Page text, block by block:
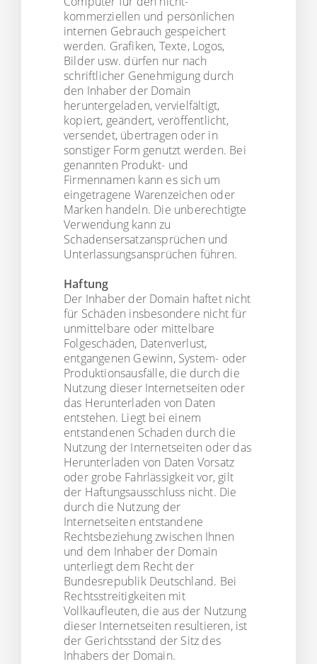
kommerziellen und persönlichen
internen Gebrauch gespeichert
werden. Grafiken, Texte, Logos,
Bilder usw. dürfen nur nach
schriftlicher Genehmigung durch
den Inhaber der Domain
heruntergeladen, vervielfältigt,
kopiert, geändert, veröffentlicht,
versendet, übertragen oder in
sonstiger Form genutzt werden. Bei
genannten Produkt- und
Firmennamen kann es sich um
eingetragene Warenzeichen oder
Marken handeln. Die unberechtigte
Verwendung kann zu
Schadensersatzansprüchen und
Unterlassungsansprüchen führen.
Haftung
Der Inhaber der Domain haftet nicht
für Schäden insbesondere nicht für
unmittelbare oder mittelbare
Folgeschäden, Datenverlust,
entgangenen Gewinn, System- oder
Produktionsausfälle, die durch die
Nutzung dieser Internetseiten oder
das Herunterladen von Daten
entstehen. Liegt bei einem
entstandenen Schaden durch die
Nutzung der Internetseiten oder das
Herunterladen von Daten Vorsatz
oder grobe Fahrlässigkeit vor, gilt
der Haftungsausschluss nicht. Die
durch die Nutzung der
Internetseiten entstandene
Rechtsbeziehung zwischen Ihnen
und dem Inhaber der Domain
unterliegt dem Recht der
Bundesrepublik Deutschland. Bei
Rechtsstreitigkeiten mit
Vollkaufleuten, die aus der Nutzung
dieser Internetseiten resultieren, ist
der Gerichtsstand der Sitz des
Inhabers der Domain.